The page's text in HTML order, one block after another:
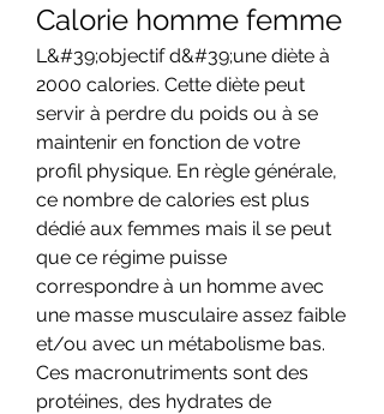
Calorie homme femme
L&#39;objectif d&#39;une diète à
2000 calories. Cette diète peut
servir à perdre du poids ou à se
maintenir en fonction de votre
profil physique. En règle générale,
ce nombre de calories est plus
dédié aux femmes mais il se peut
que ce régime puisse
correspondre à un homme avec
une masse musculaire assez faible
et/ou avec un métabolisme bas.
Ces macronutriments sont des
protéines, des hydrates de